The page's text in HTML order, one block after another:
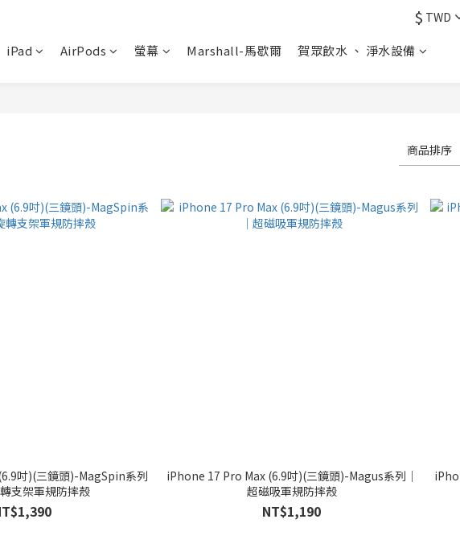
$ TWD
iPad AirPods 螢幕 Marshall-馬歇爾 賀眾飲水 、 淨水設備
商品排序
吋)(三鏡頭)-MagSpin系列
轉支架軍規防摔殼
iPhone 17 Pro Max (6.9吋)(三鏡頭)-Magus系列｜
超磁吸軍規防摔殼
NT$1,190